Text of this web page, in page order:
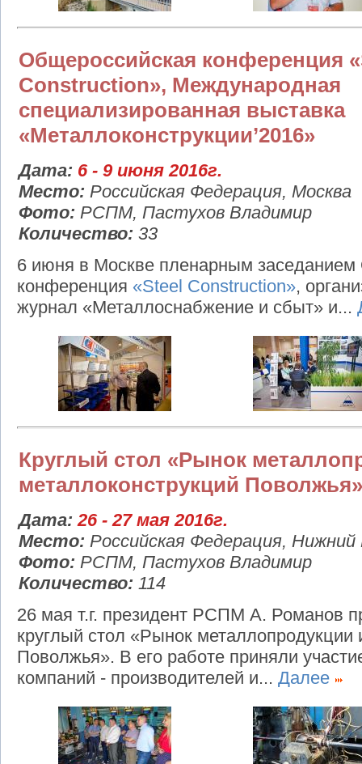
Общероссийская конференция
Construction», Международная
специализированная выставка
«Металлоконструкции’2016»
Дата: 6 - 9 июня 2016г.
Место: Российская Федерация, Москва
Фото: РСПМ, Пастухов Владимир
Количество: 33
6 июня в Москве пленарным
конференция «Steel Construction»,
журнал «Металлоснабжение и сбыт» и...
Круглый стол «Рынок
металлоконструкций Поволжья»
Дата: 26 - 27 мая 2016г.
Место: Российская Федерация, Нижний
Фото: РСПМ, Пастухов Владимир
Количество: 114
26 мая т.г. президент РСПМ А. Романов
круглый стол «Рынок металлопродукции
Поволжья». В его работе приняли
компаний - производителей и... Далее